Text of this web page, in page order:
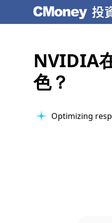
NVIDIA
色？
Optimizing